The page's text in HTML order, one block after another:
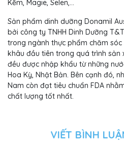
Kẽm, Magie, Selen,...
Sản phẩm dinh dưỡng Donamil
bởi công ty TNHH Dinh Dưỡng
trong ngành thực phẩm chăm
khâu đầu tiên trong quá trình sản
đều được nhập khẩu từ những
Hoa Kỳ, Nhật Bản. Bên cạnh đó,
Nam còn đạt tiêu chuẩn FDA
chất lượng tốt nhất.
VIẾT BÌNH